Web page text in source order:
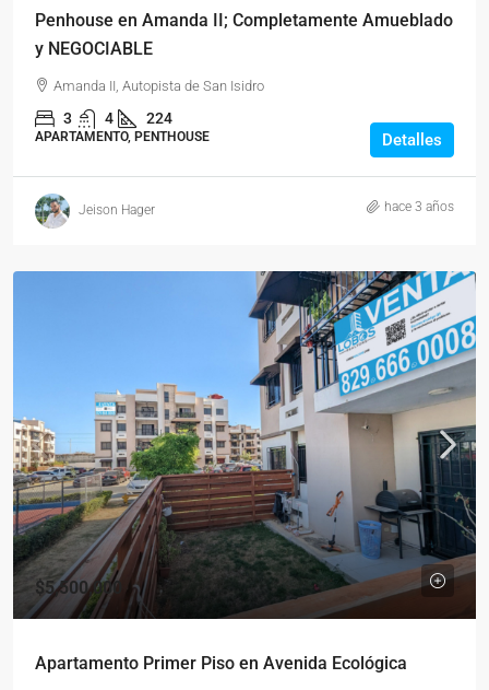
Penhouse en Amanda II; Completamente Amueblado
y NEGOCIABLE
Amanda II, Autopista de San Isidro
3 4 224
APARTAMENTO, PENTHOUSE Detalles
Jeison Hager hace 3 años
$5,500,000
Apartamento Primer Piso en Avenida Ecológica